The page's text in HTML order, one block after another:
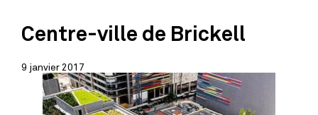
Centre-ville de Brickell
9 janvier 2017